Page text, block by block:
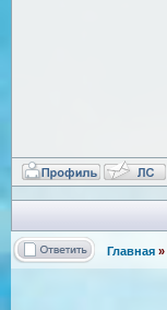
Главная »